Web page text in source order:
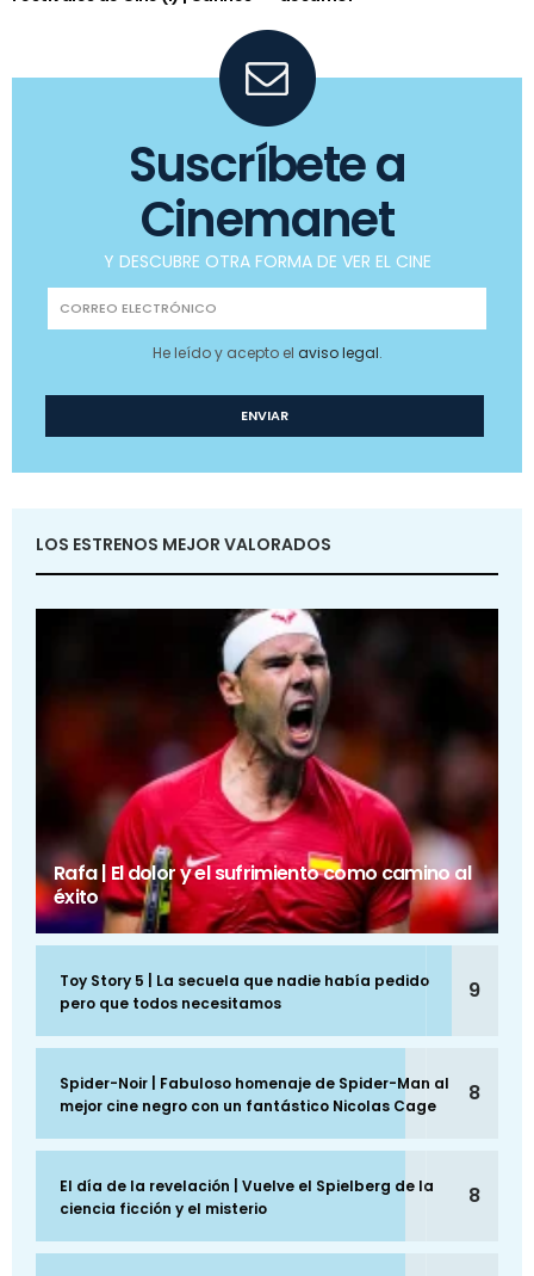
Suscríbete a
Cinemanet
Y DESCUBRE OTRA FORMA DE VER EL CINE
He leído y acepto el aviso legal.
LOS ESTRENOS MEJOR VALORADOS
Rafa | El dolor y el sufrimiento como camino al
éxito
Toy Story 5 | La secuela que nadie había pedido
pero que todos necesitamos
9
Spider-Noir | Fabuloso homenaje de Spider-Man al
mejor cine negro con un fantástico Nicolas Cage
8
El día de la revelación | Vuelve el Spielberg de la
ciencia ficción y el misterio
8